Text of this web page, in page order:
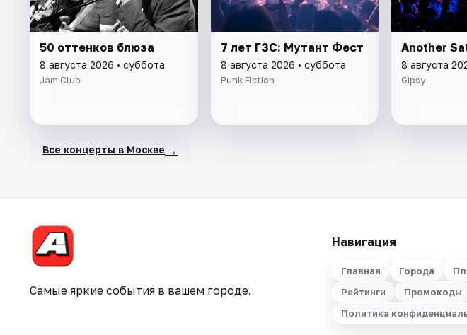
50 оттенков блюза
8 августа 2026 • суббота
Jam Club
7 лет ГЗС: Мутант Фест
8 августа 2026 • суббота
Punk Fiction
Another
8 августа
Gipsy
Все концерты в Москве →
Самые яркие события в вашем городе.
Навигация
Главная Города
Рейтинги
Промокоды
Политика